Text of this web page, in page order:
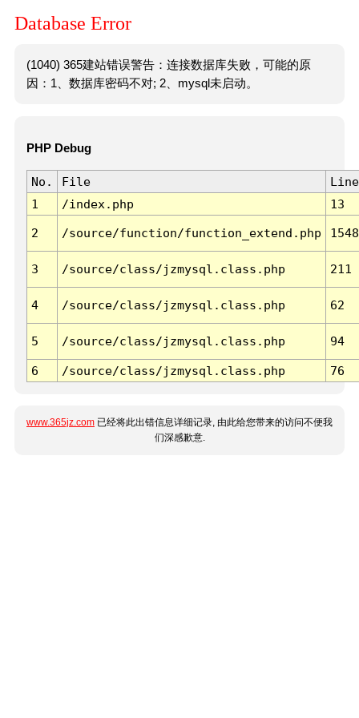
Database Error
(1040) 365建站错误警告：连接数据库失败，可能的原
因：1、数据库密码不对; 2、mysql未启动。
PHP Debug
No. File
Line
1
/index.php 13
2 /source/function/function_extend.php 1548
3 /source/class/jzmysql.class.php 211
4 /source/class/jzmysql.class.php 62
5 /source/class/jzmysql.class.php 94
6 /source/class/jzmysql.class.php 76
www.365jz.com 已经将此出错信息详细记录, 由此给您带来的访问不便我
们深感歉意.